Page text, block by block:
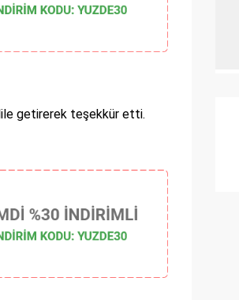
getirerek teşekkür etti.